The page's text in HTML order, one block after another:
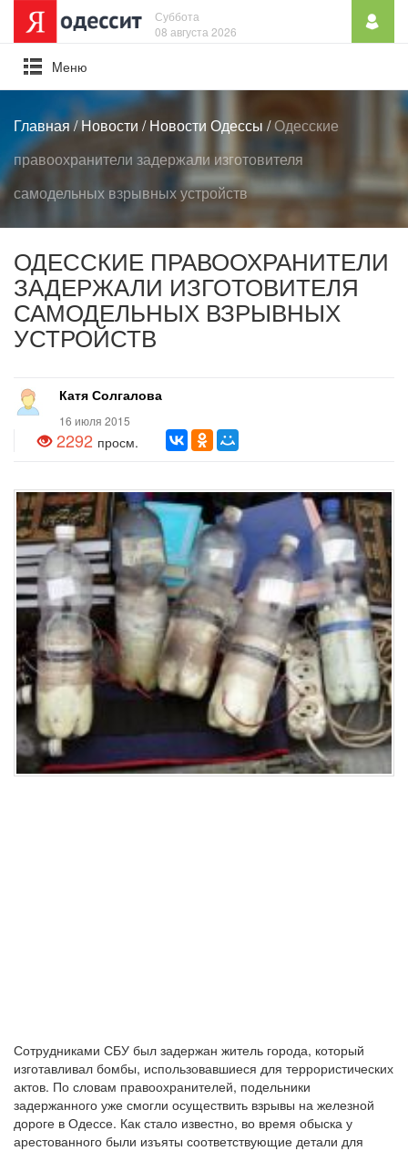
Суббота
08 августа 2026
Mеню
Главная/Новости /Новости Одессы/Одесские
правоохранители задержали изготовителя
самодельных взрывных устройств
ОДЕССКИЕ ПРАВООХРАНИТЕЛИ
ЗАДЕРЖАЛИ ИЗГОТОВИТЕЛЯ
САМОДЕЛЬНЫХ ВЗРЫВНЫХ
УСТРОЙСТВ
Катя Солгалова
16 июля 2015
2292 просм.
Сотрудниками СБУ был задержан житель города, который
изготавливал бомбы, использовавшиеся для террористических
актов. По словам правоохранителей, подельники
задержанного уже смогли осуществить взрывы на железной
дороге в Одессе. Как стало известно, во время обыска у
арестованного были изъяты соответствующие детали для